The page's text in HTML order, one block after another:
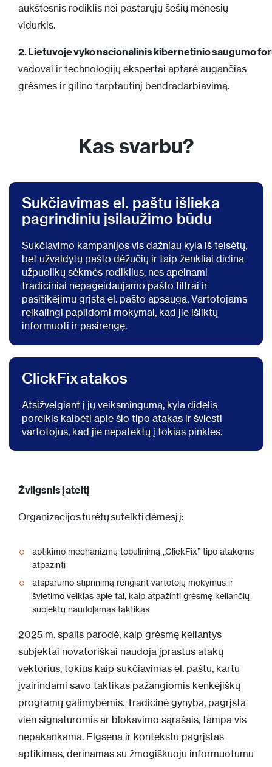
aukštesnis rodiklis nei pastarųjų šešių mėnesių
vidurkis.
2.Lietuvoje vyko nacionalinis kibernetinio saugumo
vadovai ir technologijų ekspertai aptarė augančias
grėsmes ir gilino tarptautinį bendradarbiavimą.
Kas svarbu?
Sukčiavimas el. paštu išlieka
pagrindiniu įsilaužimo būdu
Sukčiavimas el. paštu išlieka
pagrindiniu įsilaužimo būdu
Sukčiavimo kampanijos vis dažniau kyla iš teisėtų,
bet užvaldytų pašto dėžučių ir taip ženkliai didina
užpuolikų sėkmės rodiklius, nes apeinami
tradiciniai nepageidaujamo pašto filtrai ir
pasitikėjimu grįsta el. pašto apsauga. Vartotojams
reikalingi papildomi mokymai, kad jie išliktų
informuoti ir pasirengę.
ClickFix atakos
ClickFix atakos
Atsižvelgiant į jų veiksmingumą, kyla didelis
poreikis kalbėti apie šio tipo atakas ir šviesti
vartotojus, kad jie nepatektų į tokias pinkles.
Žvilgsnis į ateitį
Organizacijos turėtų sutelkti dėmesį į:
aptikimo mechanizmų tobulinimą „ClickFix” tipo atakoms
atpažinti
atsparumo stiprinimą rengiant vartotojų mokymus ir
švietimo veiklas apie tai, kaip atpažinti grėsmę keliančių
subjektų naudojamas taktikas
2025 m. spalis parodė, kaip grėsmę keliantys
subjektai novatoriškai naudoja įprastus atakų
vektorius, tokius kaip sukčiavimas el. paštu, kartu
įvairindami savo taktikas pažangiomis kenkėjiškų
programų galimybėmis. Tradicinė gynyba, pagrįsta
vien signatūromis ar blokavimo sąrašais, tampa vis
nepakankama. Elgsena ir kontekstu pagrįstas
aptikimas, derinamas su žmogiškuoju informuotumu